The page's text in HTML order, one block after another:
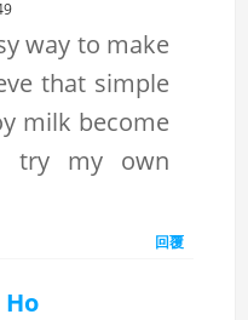
way to make
that simple
milk become
try my own
回覆